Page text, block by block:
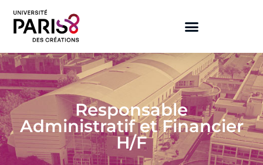
Responsable
Administratif et Financier
H/F